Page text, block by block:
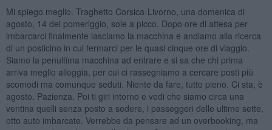
Mi spiego meglio. Traghetto Corsica-Livorno, una domenica di
agosto, 14 del pomeriggio, sole a picco. Dopo ore di attesa per
imbarcarci finalmente lasciamo la macchina e andiamo alla ricerca
di un posticino in cui fermarci per le quasi cinque ore di viaggio.
Siamo la penultima macchina ad entrare e si sa che chi prima
arriva meglio alloggia, per cui ci rassegniamo a cercare posti più
scomodi ma comunque seduti. Niente da fare, tutto pieno. Ci sta, è
agosto. Pazienza. Poi ti giri intorno e vedi che siamo circa una
ventina quelli senza posto a sedere, i passeggeri delle ultime sette,
otto auto imbarcate. Verrebbe da pensare ad un overbooking, ma